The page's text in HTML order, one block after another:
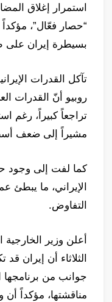
استمرار إغلاق
“حصار فعّال”، مؤكداً
بسيطرة إيران على
تآكل القدرات
روبيو أنّ القدرات
تراجعاً كبيراً، رغم
مشيراً إلى ضعف
كما لفت إلى وجود
الإيراني، ما يبطئ
التفاوض.
أعلن وزير الخارجية
الثلاثاء أن إيران
جوانب من
مناقشتها، مؤكداً